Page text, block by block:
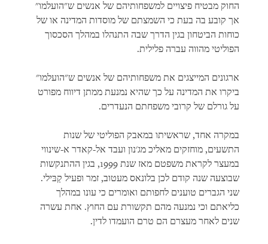
החוק מבטיח פיצויים למשפחותיהם של אנשים ש"הועלמו"
אך קובע בה בעת כי השמצתם של מוסדות המדינה או של
כוחות הביטחון בגין הדרך שבה התנהלו במהלך הסכסוך
הפוליטי מהווה עברה פלילית.
ארגונים המייצגים את משפחותיהם של אנשים ש"הועלמו"
ביקרו את המדינה על כך שהיא נמנעת ממתן דיווח מפורט
על גורלם של קרובי משפחתם הנעדרים.
במקרה אחד, שראשיתו במאבק הפוליטי של שנות
התשעים, מוחזקים מאליכ מג'נון ועבד אל-קאדר א-שינווי
במעצר לקראת משפטם מאז שנת 1999, בגין ההתנקשות
שבוצעה שנה קודם לכן בלונאס מעטוב, זמר ופעיל קַבּילי.
שני הגברים טוענים לחפותם ואומרים כי עונו במהלך
כליאתם וכי נמנעה מהם תקשורת עם החוץ. אחת עשרה
שנים לאחר מעצרם הם טרם הועמדו לדין.